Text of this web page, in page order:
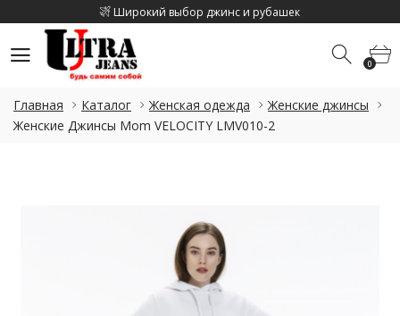
Широкий выбор джинс и рубашек
Скидка на каджый 2 товар 10%
Скидка на летнюю коллекцию до 15%
Скидка на каджый 2 товар 10%
0
Главная Каталог Женская одежда
Женские джинсы
Женские Джинсы Mom VELOCITY LMV010-2